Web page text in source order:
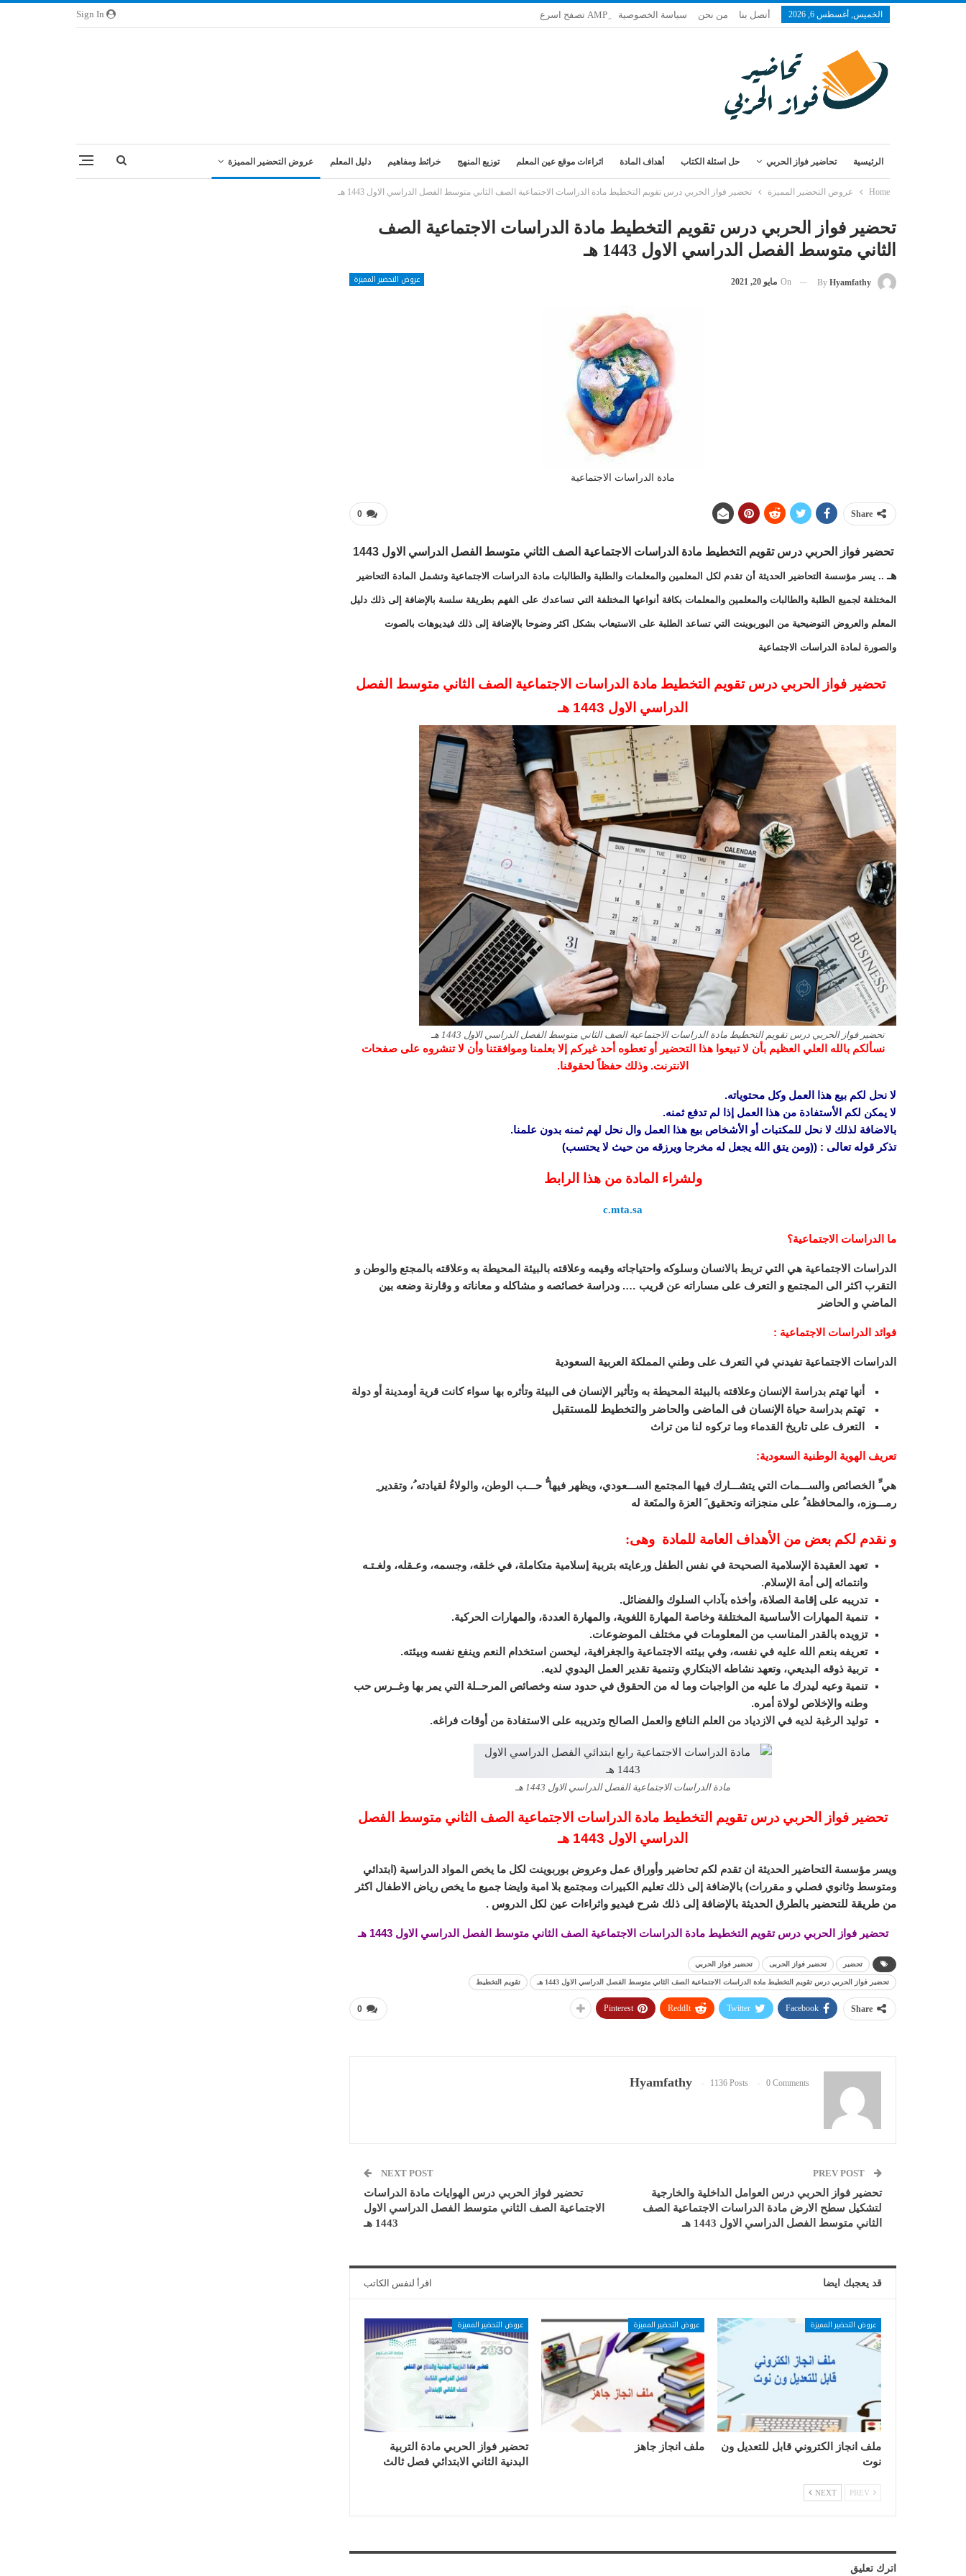
الخميس, أغسطس 6, 2026 أتصل بنا من نحن سياسة الخصوصية
الرئيسية تحاضير فواز الحربي حل اسئلة الكتاب أهداف المادة اثراءات موقع عين المعلم توزيع المنهج خرائط ومفاهيم دليل المعلم عروض التحضير المميزة
Home عروض التحضير المميزة تحضير فواز الحربي درس تقويم التخطيط مادة الدراسات الاجتماعية الصف الثاني متوسط الفصل الدراسي الاول 1443 هـ
تحضير فواز الحربي درس تقويم التخطيط مادة الدراسات الاجتماعية الصف
الثاني متوسط الفصل الدراسي الاول 1443 هـ
عروض التحضير المميزة By Hyamfathy
On مايو 20, 2021
مادة الدراسات الاجتماعية
0 Share
تحضير فواز الحربي درس تقويم التخطيط مادة الدراسات الاجتماعية الصف الثاني متوسط
الفصل الدراسي الاول 1443
هـ .. يسر مؤسسة التحاضير الحديثة أن تقدم لكل المعلمين والمعلمات والطلبة والطالبات مادة الدراسات الاجتماعية وتشمل المادة التحاضير
المختلفة لجميع الطلبة والطالبات والمعلمين والمعلمات بكافة أنواعها المختلفة التي تساعدك على الفهم بطريقة سلسة بالإضافة إلى ذلك دليل
المعلم والعروض التوضيحية من البوربوينت التي تساعد الطلبة على الاستيعاب بشكل اكثر وضوحا بالإضافة إلى ذلك فيديوهات بالصوت
والصورة لمادة الدراسات الاجتماعية
تحضير فواز الحربي درس تقويم التخطيط مادة الدراسات الاجتماعية الصف الثاني متوسط الفصل
الدراسي الاول 1443 هـ
تحضير فواز الحربي درس تقويم التخطيط مادة الدراسات الاجتماعية الصف الثاني متوسط الفصل الدراسي الاول 1443 هـ
نسألكم بالله العلي العظيم بأن لا تبيعوا هذا التحضير أو تعطوه أحد غيركم إلا بعلمنا وموافقتنا وأن لا تنشروه على صفحات
الانترنت. وذلك حفظاً لحقوقنا.
لا نحل لكم بيع هذا العمل وكل محتوياته.
لا يمكن لكم الأستفادة من هذا العمل إذا لم تدفع ثمنه.
بالاضافة لذلك لا نحل للمكتبات أو الأشخاص بيع هذا العمل وال نحل لهم ثمنه بدون علمنا.
تذكر قوله تعالى : ((ومن يتق الله يجعل له مخرجا ويرزقه من حيث لا يحتسب)
ولشراء المادة من هذا الرابط
c.mta.sa
ما الدراسات الاجتماعية؟
الدراسات الاجتماعية هي التي تربط بالانسان وسلوكه واحتياجاته وقيمه وعلاقته بالبيئة المحيطة به وعلاقته بالمجتع والوطن و
التقرب اكثر الى المجتمع و التعرف على مساراته عن قريب …. ودراسة خصائصه و مشاكله و معاناته و وقارنة وضعه بين
الماضي و الحاضر
فوائد الدراسات الاجتماعية :
الدراسات الاجتماعية تفيدني في التعرف على وطني المملكة العربية السعودية
أنها تهتم بدراسة الإنسان وعلاقته بالبيئة المحيطة به وتأثير الإنسان فى البيئة وتأثره بها سواء كانت قرية أومدينة أو دولة
تهتم بدراسة حياة الإنسان فى الماضى والحاضر والتخطيط للمستقبل
التعرف على تاريخ القدماء وما تركوه لنا من تراث
تعريف الهوية الوطنية السعودية:
هي ِّ الخصائص والســـمات التي يتشـــارك فيها المجتمع الســـعودي، ويظهر فيها ُّ حـــب الوطن، والولاءُ لقيادته ُ، وتقدير ِ
رمـــوزه، والمحافظة ُ على منجزاته وتحقيق َ العزة والمنَعة له
و نقدم لكم بعض من الأهداف العامة للمادة وهى:
تعهد العقيدة الإسلامية الصحيحة في نفس الطفل ورعايته بتربية إسلامية متكاملة، في خلقه، وجسمه، وعـقله، ولغـتـه
وانتمائه إلى أمة الإسلام.
تدريبه على إقامة الصلاة، وأخذه بآداب السلوك والفضائل.
تنمية المهارات الأساسية المختلفة وخاصة المهارة اللغوية، والمهارة العددة، والمهارات الحركية.
تزويده بالقدر المناسب من المعلومات في مختلف الموضوعات.
تعريفه بنعم الله عليه في نفسه، وفي بيئته الاجتماعية والجغرافية، ليحسن استخدام النعم وينفع نفسه وبيئته.
تربية ذوقه البديعي، وتعهد نشاطه الابتكاري وتنمية تقدير العمل اليدوي لديه.
تنمية وعيه ليدرك ما عليه من الواجبات وما له من الحقوق في حدود سنه وخصائص المرحــلة التي يمر بها وغــرس حب
وطنه والإخلاص لولاة أمره.
توليد الرغبة لديه في الازدياد من العلم النافع والعمل الصالح وتدريبه على الاستفادة من أوقات فراغه.
مادة الدراسات الاجتماعية الفصل الدراسي الاول 1443 هـ
تحضير فواز الحربي درس تقويم التخطيط مادة الدراسات الاجتماعية الصف الثاني متوسط الفصل
الدراسي الاول 1443 هـ
ويسر مؤسسة التحاضير الحديثة ان تقدم لكم تحاضير وأوراق عمل وعروض بوربوينت لكل ما يخص المواد الدراسية (ابتدائي
ومتوسط وثانوي فصلي و مقررات) بالإضافة إلى ذلك تعليم الكبيرات ومجتمع بلا امية وايضا جميع ما يخص رياض الاطفال اكثر
من طريقة للتحضير بالطرق الحديثة بالإضافة إلى ذلك شرح فيديو واثراءات عين لكل الدروس .
تحضير فواز الحربي درس تقويم التخطيط مادة الدراسات الاجتماعية الصف الثاني متوسط الفصل الدراسي الاول 1443 هـ
تحضير تحضير فواز الحربى تحضير فواز الحربي
تحضير فواز الحربي درس تقويم التخطيط مادة الدراسات الاجتماعية الصف الثاني متوسط الفصل الدراسي الاول 1443 هـ تقويم التخطيط
0 Share
Facebook
Twitter
ReddIt
Pinterest
Hyamfathy 1136 Posts 0 Comments
تحضير فواز الحربي درس العوامل الداخلية والخارجية
لتشكيل سطح الارض مادة الدراسات الاجتماعية الصف
الثاني متوسط الفصل الدراسي الاول 1443 هـ
NEXT POST
تحضير فواز الحربي درس الهوايات مادة الدراسات
الاجتماعية الصف الثاني متوسط الفصل الدراسي الاول
1443 هـ
قد يعجبك ايضا اقرأ لنفس الكاتب
عروض التحضير المميزة
ملف انجاز الكتروني قابل للتعديل ون
نوت
عروض التحضير المميزة
ملف انجاز جاهز
عروض التحضير المميزة
تحضير فواز الحربي مادة التربية
البدنية الثاني الابتدائي فصل ثالث
NEXT
اترك تعليق